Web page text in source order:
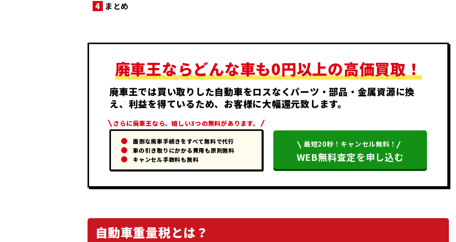
4 まとめ
廃車王ならどんな車も0円以上の高価買取！
廃車王では買い取りした自動車をロスなくパーツ・部品・金属資源に換
え、利益を得ているため、お客様に大幅還元致します。
さらに廃車王なら、嬉しい3つの無料があります。
面倒な廃車手続きをすべて無料で代行
車の引き取りにかかる費用も原則無料
キャンセル手数料も無料
最短20秒！キャンセル無料！
WEB無料査定を申し込む
自動車重量税とは？